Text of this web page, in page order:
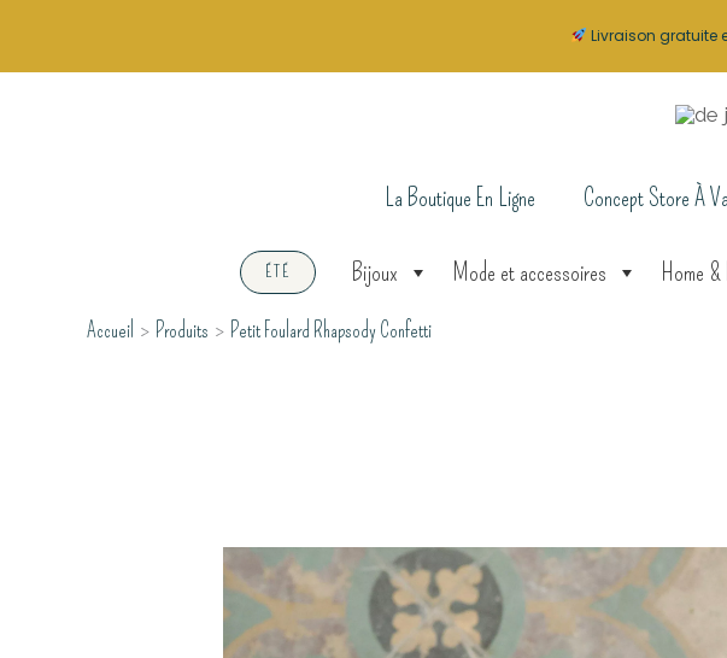
La Boutique En Ligne Concept Store À
ÉTÉ Bijoux Mode et accessoires Home &
Accueil Produits Petit Foulard Rhapsody Confetti
Livraison gratuite